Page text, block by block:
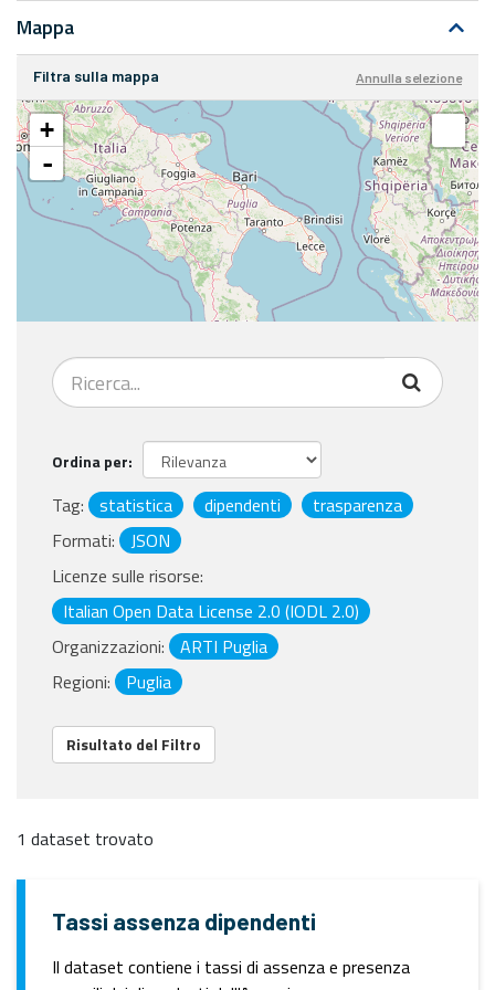
Mappa
Filtra sulla mappa Annulla selezione
+
-
Ordina per
Tag: statistica dipendenti
trasparenza
Formati:
JSON
Licenze sulle risorse:
Italian Open Data License 2.0 (IODL 2.0)
Organizzazioni:
ARTI Puglia
Regioni:
Puglia
Risultato del Filtro
1 dataset trovato
Tassi assenza dipendenti
Il dataset contiene i tassi di assenza e presenza